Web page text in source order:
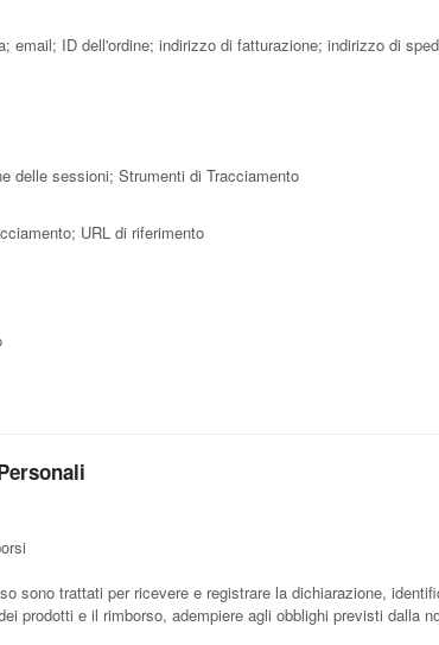
ID dell'ordine; indirizzo di fatturazione; indirizzo di
delle sessioni; Strumenti di Tracciamento
URL di riferimento
sono trattati per ricevere e registrare la dichiarazione,
prodotti e il rimborso, adempiere agli obblighi previsti dalla